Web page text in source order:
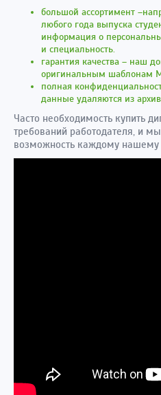
большой ассортимент
любого года выпуска
информация о
и специальность.
гарантия качества – наш
оригинальным шаблонам
полная
данные удаляются из
Часто необходимость купить
требований работодателя, и
возможность каждому нашему